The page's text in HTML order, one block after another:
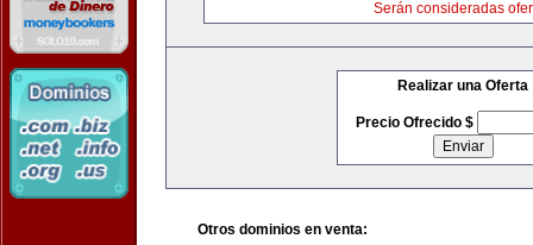
Serán consideradas
Realizar una Oferta
Precio Ofrecido $
Otros dominios en venta: